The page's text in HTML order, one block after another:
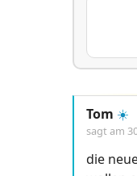
Tom ☀️
sagt am
die